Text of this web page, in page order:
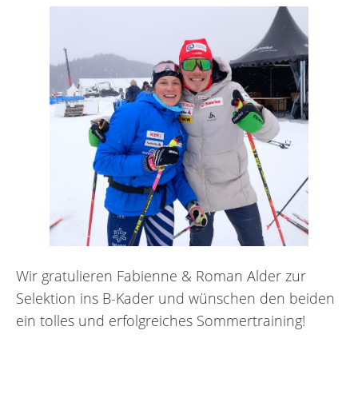
Wir gratulieren Fabienne & Roman Alder zur
Selektion ins B-Kader und wünschen den beiden
ein tolles und erfolgreiches Sommertraining!